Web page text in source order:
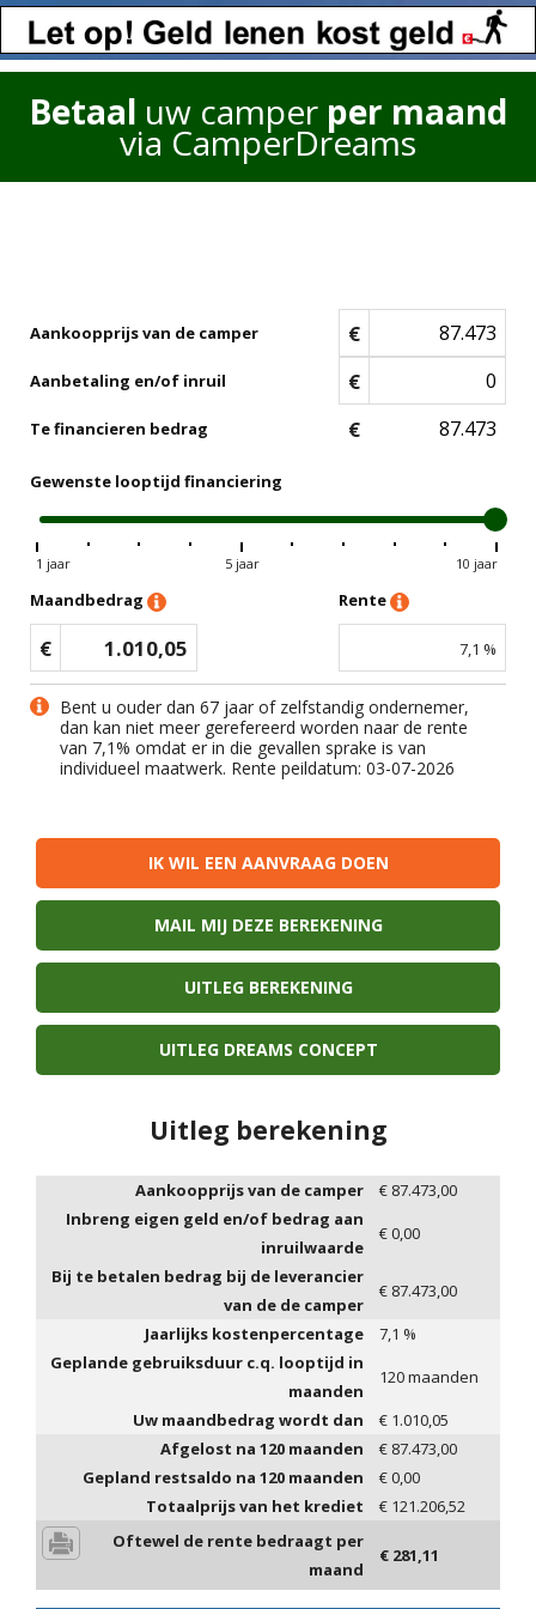
Betaal uw camper per maand
via CamperDreams
Aankoopprijs van de camper €
Aanbetaling en/of inruil €
Te financieren bedrag €
Gewenste looptijd financiering
1 jaar 5 jaar 10 jaar
Maandbedrag
€ 1.010,05
Rente
7,1 %
Bent u ouder dan 67 jaar of zelfstandig ondernemer,
dan kan niet meer gerefereerd worden naar de rente
van 7,1% omdat er in die gevallen sprake is van
individueel maatwerk. Rente peildatum: 03-07-2026
IK WIL EEN AANVRAAG DOEN
MAIL MIJ DEZE BEREKENING
UITLEG BEREKENING
UITLEG DREAMS CONCEPT
Uitleg berekening
Aankoopprijs van de camper € 87.473,00
Inbreng eigen geld en/of bedrag aan
inruilwaarde
€0,00
Bij te betalen bedrag bij de leverancier
van de de camper
€ 87.473,00
Jaarlijks kostenpercentage
7,1 %
Geplande gebruiksduur c.q. looptijd in
maanden
120maanden
Uw maandbedrag wordt dan
€ 1.010,05
Afgelost na 120 maanden € 87.473,00
Gepland restsaldo na 120 maanden €0,00
Totaalprijs van het krediet
€ 121.206,52
Oftewel de rente bedraagt per
maand
€ 281,11